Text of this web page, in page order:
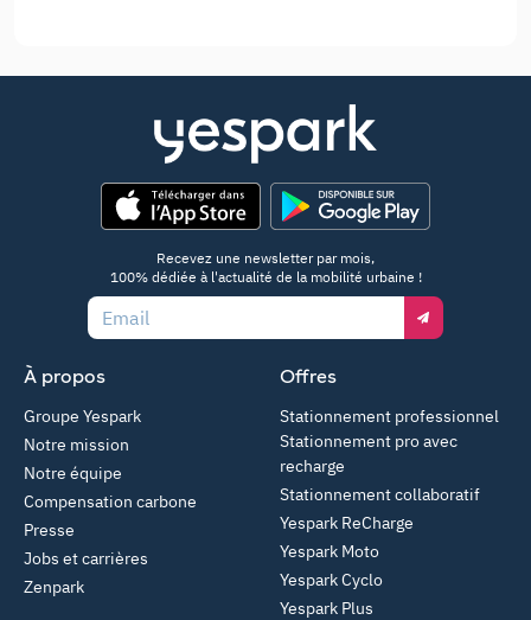
Recevez une newsletter par mois,
100% dédiée à l'actualité de la mobilité urbaine !
À propos
Groupe Yespark
Notre mission
Notre équipe
Compensation carbone
Presse
Jobs et carrières
Zenpark
Offres
Stationnement professionnel
Stationnement pro avec
recharge
Stationnement collaboratif
Yespark ReCharge
Yespark Moto
Yespark Cyclo
Yespark Plus